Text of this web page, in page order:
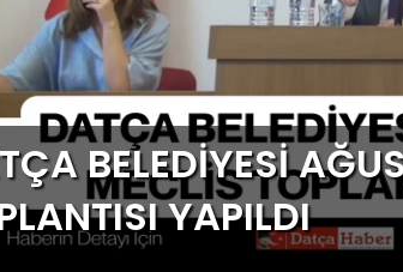
BELEDİYESİ
YAPILDI